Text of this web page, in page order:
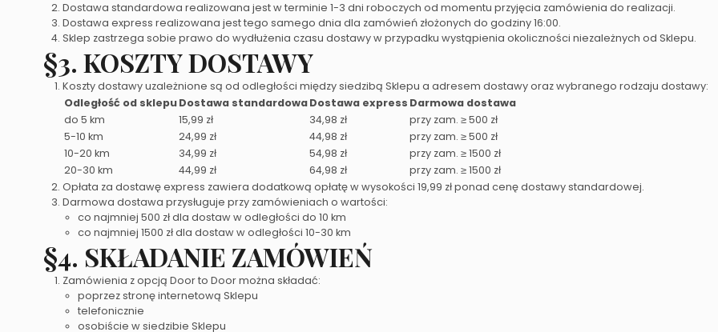
Dostawa standardowa realizowana jest w terminie 1-3 dni roboczych od momentu przyjęcia zamówienia do realizacji.
Dostawa express realizowana jest tego samego dnia dla zamówień złożonych do godziny 16:00.
Sklep zastrzega sobie prawo do wydłużenia czasu dostawy w przypadku wystąpienia okoliczności niezależnych od Sklepu.
§3. KOSZTY DOSTAWY
Koszty dostawy uzależnione są od odległości między siedzibą Sklepu a adresem dostawy oraz wybranego rodzaju dostawy:
Odległość od sklepuDostawa standardowaDostawa express Darmowa dostawa
do 5 km
15,99 zł 34,98 zł
przy zam. ≥ 500 zł
5-10 km
24,99 zł 44,98 zł
przy zam. ≥ 500 zł
10-20 km
34,99 zł 54,98 zł
przy zam. ≥ 1500 zł
20-30 km
44,99 zł 64,98 zł
przy zam. ≥ 1500 zł
Opłata za dostawę express zawiera dodatkową opłatę w wysokości 19,99 zł ponad cenę dostawy standardowej.
Darmowa dostawa przysługuje przy zamówieniach o wartości:
co najmniej 500 zł dla dostaw w odległości do 10 km
co najmniej 1500 zł dla dostaw w odległości 10-30 km
§4. SKŁADANIE ZAMÓWIEŃ
Zamówienia z opcją Door to Door można składać:
poprzez stronę internetową Sklepu
telefonicznie
osobiście w siedzibie Sklepu